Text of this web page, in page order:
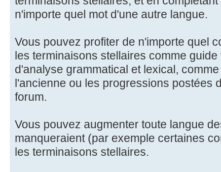
n'importe quel mot d'une autre langue.
Vous pouvez profiter de n'importe quel
les terminaisons stellaires comme
d'analyse grammatical et lexical,
l'ancienne ou les progressions postées
forum.
Vous pouvez augmenter toute langue
manqueraient (par exemple certaines
les terminaisons stellaires.